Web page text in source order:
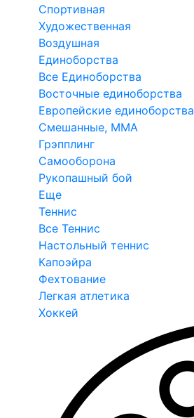
Спортивная
Художественная
Воздушная
Единоборства
Все Единоборства
Восточные единоборства
Европейские единоборства
Смешанные, ММА
Грэпплинг
Самооборона
Рукопашный бой
Еще
Теннис
Все Теннис
Настольный теннис
Капоэйра
Фехтование
Легкая атлетика
Хоккей